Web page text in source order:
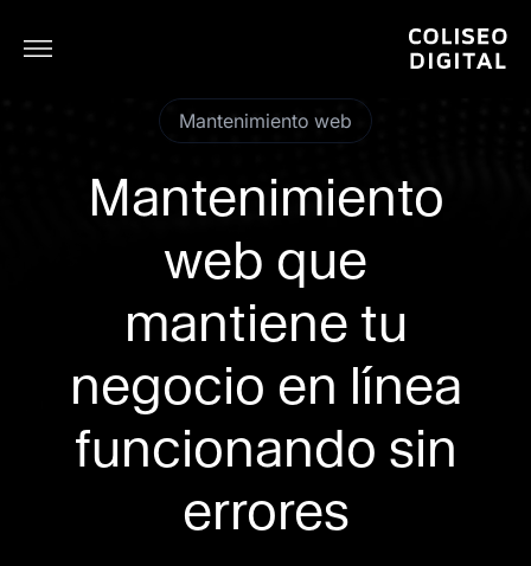
Mantenimiento web
Mantenimiento
web que
mantiene tu
negocio en línea
funcionando sin
errores